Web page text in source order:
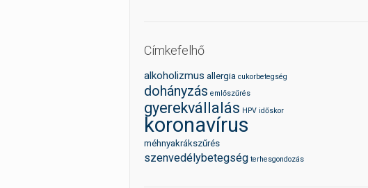
Címkefelhő
alkoholizmus allergia cukorbetegség
dohányzás emlőszűrés
gyerekvállalás HPV időskor
koronavírus
méhnyakrákszűrés
szenvedélybetegség terhesgondozás